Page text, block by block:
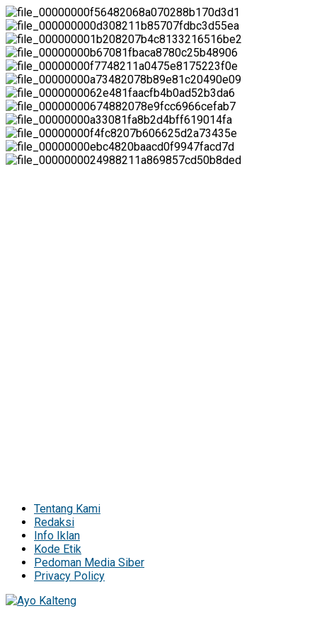
Tentang Kami
Redaksi
Info Iklan
Kode Etik
Pedoman Media Siber
Privacy Policy